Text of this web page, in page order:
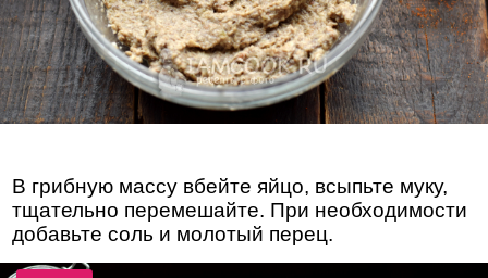
В грибную массу вбейте яйцо, всыпьте муку,
тщательно перемешайте. При необходимости
добавьте соль и молотый перец.